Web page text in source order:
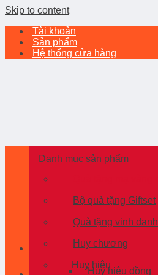
Skip to content
Tài khoản
Sản phẩm
Hệ thống cửa hàng
Danh mục sản phẩm
Bộ quà tặng Giftset
Quà tặng vinh danh
Huy chương
Huy hiệu
Huy hiệu đồng